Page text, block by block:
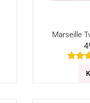
Marseille